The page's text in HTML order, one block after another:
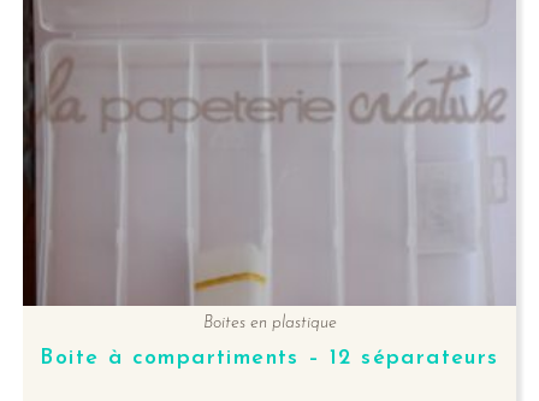
Boites en plastique
Boite à compartiments – 12 séparateurs